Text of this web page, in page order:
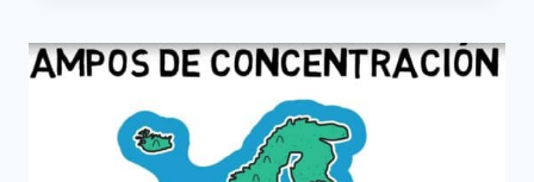
MAGNATE
A
GLOBAL:
LA
HISTORIA